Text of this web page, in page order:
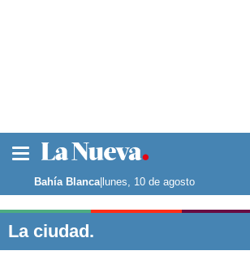
Noticias
La ciudad
Punta Alta
Bahía Blanca|lunes, 10 de agosto
La ciudad.